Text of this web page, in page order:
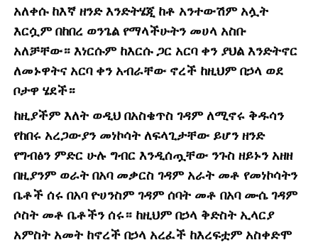
አለቀሱ ከእኛ ዘንድ እንድትሄጂ ከቶ አንተውሽም አሏት
እርሷም በከበረ ወንጌል የማላችሁትን መሀላ አስቡ
አለቻቸው። እነርሱም ከእርሱ ጋር አርባ ቀን ያህል እንድትኖር
ለመኑዋትና አርባ ቀን አብራቸው ኖረች ከዚህም በኃላ ወደ
ቦታዋ ሄደች።
ከዚያችም እለት ወዲህ በአስቄጥስ ገዳም ለሚኖሩ ቅዱሳን
የከበሩ አረጋውያን መነኮሳት ለፍላጊታቸው ይሆን ዘንድ
የግብፅን ምድር ሁሉ ግብር እንዲሰጧቸው ንጉስ ዘይኑን አዘዘ
በዚያንም ወራት በአባ መቃርስ ገዳም አራት መቶ የመነኮሳትን
ቤቶች ሰሩ በአባ ዮሀንስም ገዳም ሰባት መቶ በአባ ሙሴ ገዳም
ሶስት መቶ ቤቶችን ሰሩ። ከዚህም በኃላ ቅድስት ኢላርያ
አምስት አመት ከኖረች በኃላ አረፈች ከእረፍቷም አስቀድሞ